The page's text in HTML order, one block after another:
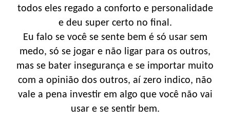
todos eles regado a conforto e personalidade
e deu super certo no final.
Eu falo se você se sente bem é só usar sem
medo, só se jogar e não ligar para os outros,
mas se bater insegurança e se importar muito
com a opinião dos outros, aí zero indico, não
vale a pena investir em algo que você não vai
usar e se sentir bem.